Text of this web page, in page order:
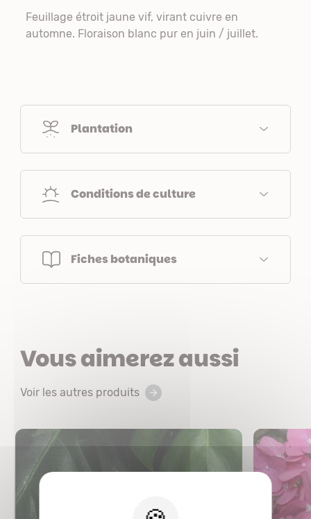
Feuillage étroit jaune vif, virant cuivre en
automne. Floraison blanc pur en juin / juillet.
Plantation
Conditions de culture
Fiches botaniques
Vous aimerez aussi
Voir les autres produits